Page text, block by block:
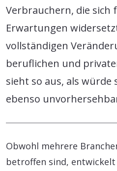
Verbrauchern, die sich
Erwartungen
vollständigen
beruflichen und
sieht so aus, als würde
ebenso
Obwohl mehrere
betroffen sind,